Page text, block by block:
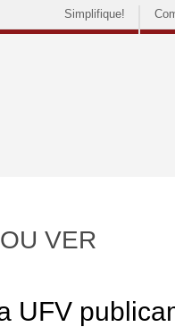
Simplifique!
VER
UFV